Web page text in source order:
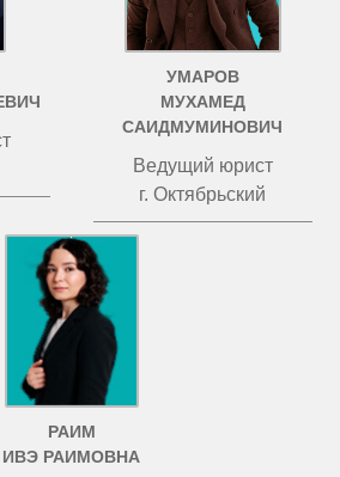
УМАРОВ
МУХАМЕД
САИДМУМИНОВИЧ
Ведущий юрист
г. Октябрьский
РАИМ
ИВЭ РАИМОВНА